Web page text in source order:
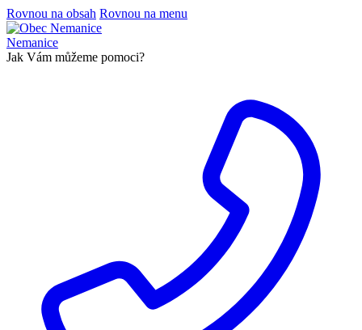
Rovnou na obsah Rovnou na menu
Nemanice
Jak Vám můžeme pomoci?